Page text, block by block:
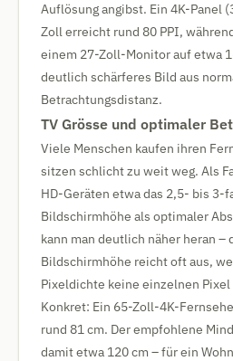
Auflösung angibst. Ein 4K-Panel
Zoll erreicht rund 80 PPI,
einem 27-Zoll-Monitor auf etwa
deutlich schärferes Bild aus
Betrachtungsdistanz.
TV Grösse und optimaler
Viele Menschen kaufen ihren
sitzen schlicht zu weit weg. Als
HD-Geräten etwa das 2,5- bis 3-
Bildschirmhöhe als optimaler
kann man deutlich näher heran –
Bildschirmhöhe reicht oft aus,
Pixeldichte keine einzelnen
Konkret: Ein 65-Zoll-4K-
rund 81 cm. Der empfohlene
damit etwa 120 cm – für ein